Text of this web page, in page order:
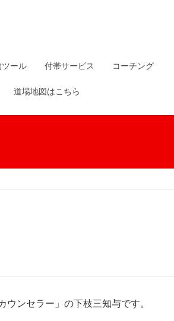
ール 付帯サービス コーチング
道場地図はこちら
ンセラー」の下枝三知与です。